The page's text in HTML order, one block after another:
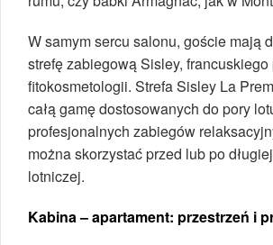
W samym sercu salonu, goście mają
strefę zabiegową Sisley,
fitokosmetologii. Strefa Sisley La
całą gamę dostosowanych do pory
profesjonalnych zabiegów
można skorzystać przed lub po
lotniczej.
Kabina – apartament: przestrzeń i